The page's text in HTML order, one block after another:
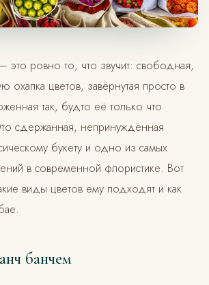
это ровно то, что звучит: свободная,
охапка цветов, завёрнутая просто в
так, будто её только что
сдержанная, непринуждённая
букету и одно из самых
в современной флористике. Вот
виды цветов ему подходят и как
банчем